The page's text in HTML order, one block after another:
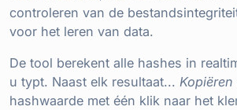
controleren van de
voor het leren van data.
De tool berekent alle hashes in
u typt. Naast elk resultaat... Kopiëren
hashwaarde met één klik naar het